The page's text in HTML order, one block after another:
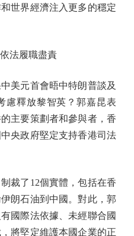
世界經濟注入更多的穩定
法履職盡責
元首會晤中特朗普談及
慮釋放黎智英？郭嘉昆表
主要策劃者和參與者，香
央政府堅定支持香港司法
了12個實體，包括在香
朗石油到中國。對此，郭
國際法依據、未經聯合國
將堅定維護本國企業的正